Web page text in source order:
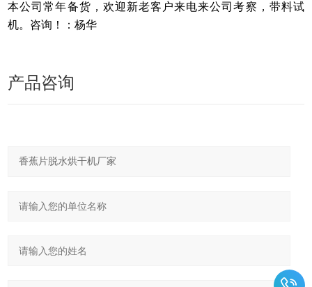
本公司常年备货，欢迎新老客户来电来公司考察，带料试
机。咨询！：杨华
产品咨询